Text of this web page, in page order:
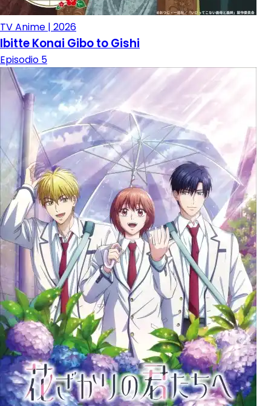
TV Anime | 2026
Ibitte Konai Gibo to Gishi
Episodio 5